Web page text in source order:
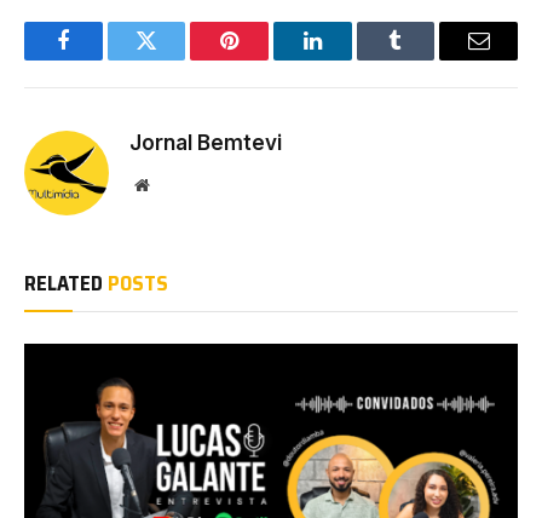
FacebookTwitter Pinterest LinkedInTumblr Email
Jornal Bemtevi
Website
RELATED POSTS